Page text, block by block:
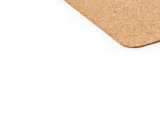
Horeca